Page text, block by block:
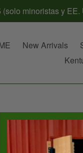
minoristas y
New Arrivals